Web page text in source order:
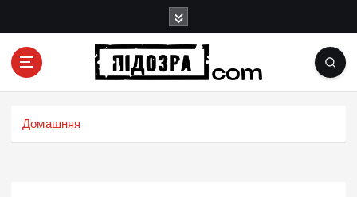
Подозрения и факты преступных действий в
Домашняя